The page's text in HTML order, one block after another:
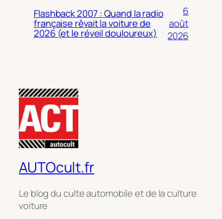
Flashback 2007 : Quand la radio
française rêvait la voiture de
2026 (et le réveil douloureux)
6
août
2026
AUTOcult.fr
Le blog du culte automobile et de la culture
voiture